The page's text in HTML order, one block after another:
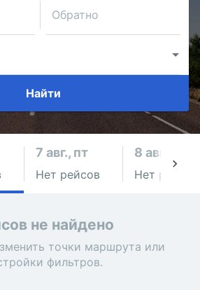
Обратно
Найти
7 авг., пт
Нет рейсов
8 авг., сб
Нет рейсов
не найдено
точки маршрута или
фильтров.